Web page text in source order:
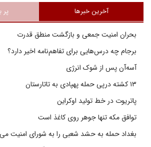
آخرین خبرها پر
بحران امنیت جمعی و بازگشت منطق قدرت
برجام چه درس‌هایی برای تفاهم‌نامه اخیر دارد؟
آسه‌آن پس از شوک انرژی
پاتریوت در خط تولید اوکراین
توافق مکه تنها جوهر روی کاغذ است
بغداد حمله به حشد شعبی را به شورای امنیت